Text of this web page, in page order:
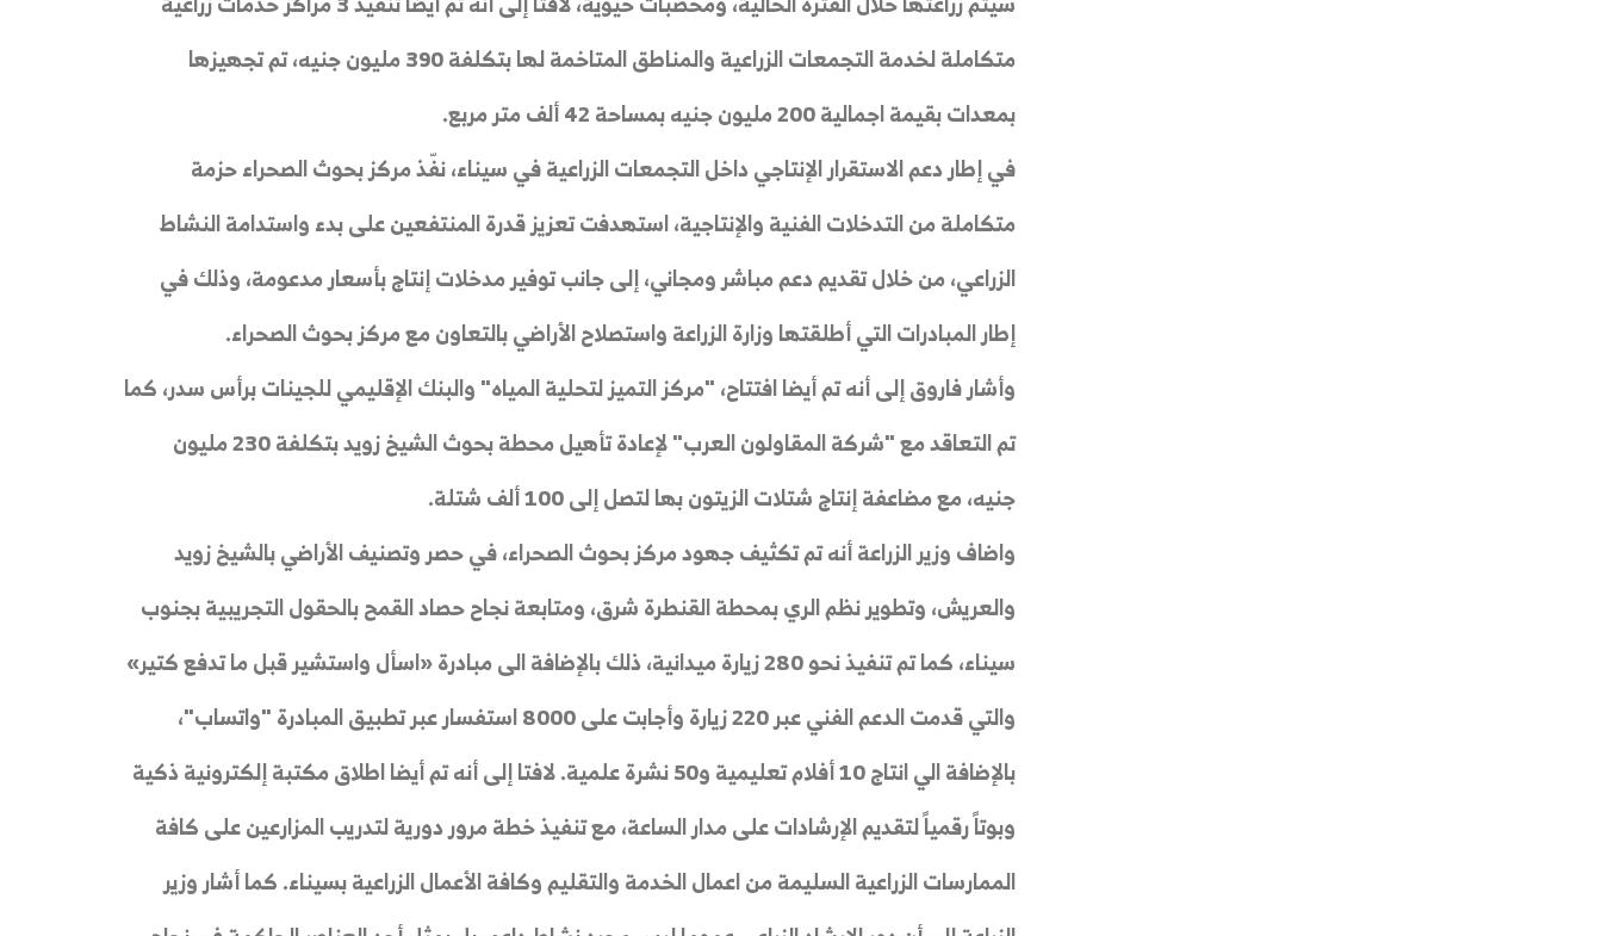
متكاملة لخدمة التجمعات الزراعية والمناطق المتاخمة لها بتكلفة 390 مليون جنيه، تم تجهيزها
بمعدات بقيمة اجمالية 200 مليون جنيه بمساحة 42 ألف متر مربع.
في إطار دعم الاستقرار الإنتاجي داخل التجمعات الزراعية في سيناء، نفّذ مركز بحوث الصحراء حزمة
متكاملة من التدخلات الفنية والإنتاجية، استهدفت تعزيز قدرة المنتفعين على بدء واستدامة النشاط
الزراعي، من خلال تقديم دعم مباشر ومجاني، إلى جانب توفير مدخلات إنتاج بأسعار مدعومة، وذلك في
إطار المبادرات التي أطلقتها وزارة الزراعة واستصلاح الأراضي بالتعاون مع مركز بحوث الصحراء.
وأشار فاروق إلى أنه تم أيضا افتتاح، "مركز التميز لتحلية المياه" والبنك الإقليمي للجينات برأس سدر، كما
تم التعاقد مع "شركة المقاولون العرب" لإعادة تأهيل محطة بحوث الشيخ زويد بتكلفة 230 مليون
جنيه، مع مضاعفة إنتاج شتلات الزيتون بها لتصل إلى 100 ألف شتلة.
واضاف وزير الزراعة أنه تم تكثيف جهود مركز بحوث الصحراء، في حصر وتصنيف الأراضي بالشيخ زويد
والعريش، وتطوير نظم الري بمحطة القنطرة شرق، ومتابعة نجاح حصاد القمح بالحقول التجريبية بجنوب
سيناء، كما تم تنفيذ نحو 280 زيارة ميدانية، ذلك بالإضافة الى مبادرة «اسأل واستشير قبل ما تدفع كتير»
والتي قدمت الدعم الفني عبر 220 زيارة وأجابت على 8000 استفسار عبر تطبيق المبادرة "واتساب"،
بالإضافة الي انتاج 10 أفلام تعليمية و50 نشرة علمية. لافتا إلى أنه تم أيضا اطلاق مكتبة إلكترونية ذكية
وبوتاً رقمياً لتقديم الإرشادات على مدار الساعة، مع تنفيذ خطة مرور دورية لتدريب المزارعين على كافة
الممارسات الزراعية السليمة من اعمال الخدمة والتقليم وكافة الأعمال الزراعية بسيناء. كما أشار وزير